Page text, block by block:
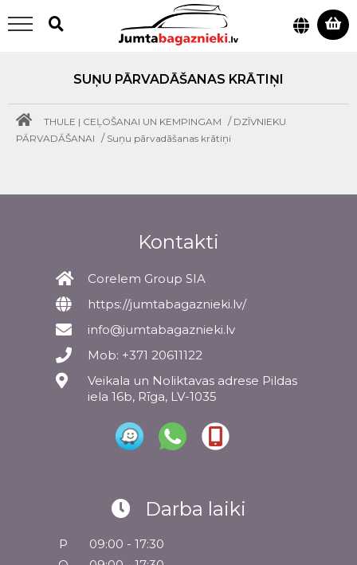
SUŅU PĀRVADĀŠANAS KRĀTIŅI
THULE | CEĻOŠANAI UN KEMPINGAM / DZĪVNIEKU
PĀRVADĀŠANAI / Suņu pārvadāšanas krātiņi
Kontakti
Corelem Group SIA
https://jumtabagaznieki.lv/
info@jumtabagaznieki.lv
Mob: +371 20611122
Veikala un Noliktavas adrese Pildas
iela 16b, Rīga, LV-1035
Darba laiki
P
09:00 - 17:30